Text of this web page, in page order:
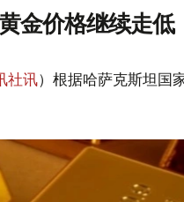
金价格继续走低
社讯）根据哈萨克斯坦国